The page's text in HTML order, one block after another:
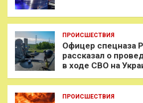
ПРОИСШЕСТВИЯ
Офицер спецназа
рассказал о
в ходе СВО на
ПРОИСШЕСТВИЯ